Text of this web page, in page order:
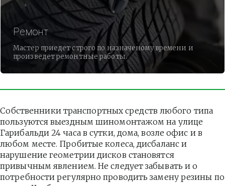
Ремонт
Мастер приедет строго по назначеному времени и
произведет ремонтные работы.
Собственники транспортных средств любого типа
пользуются выездным шиномонтажом на улице
Гарибальди 24 часа в сутки, дома, возле офис и в
любом месте. Пробитые колеса, дисбаланс и
нарушение геометрии дисков становятся
привычным явлением. Не следует забывать и о
потребности регулярно проводить замену резины по